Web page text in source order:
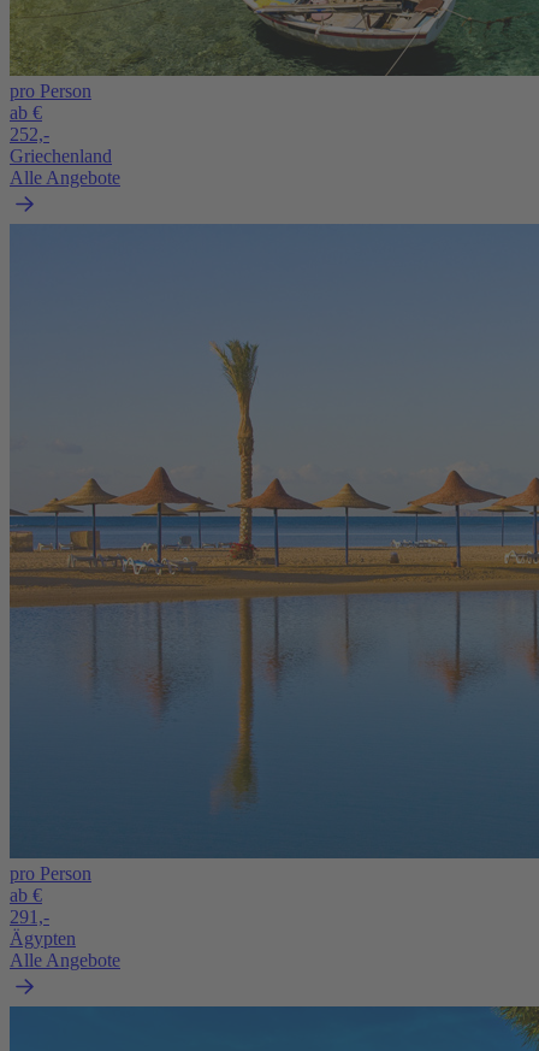
pro Person
ab €
252,-
Griechenland
Alle Angebote
pro Person
ab €
291,-
Ägypten
Alle Angebote